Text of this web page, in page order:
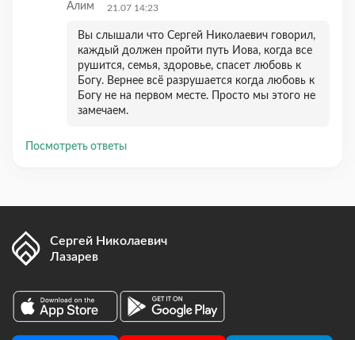
Алим 21.07 14:23
Вы слышали что Сергей Николаевич говорил,
каждый должен пройти путь Иова, когда все
рушится, семья, здоровье, спасет любовь к
Богу. Вернее всё разрушается когда любовь к
Богу не на первом месте. Просто мы этого не
замечаем.
Посмотреть ответы
Сергей Николаевич
Лазарев